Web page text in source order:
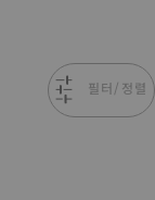
필터/정렬